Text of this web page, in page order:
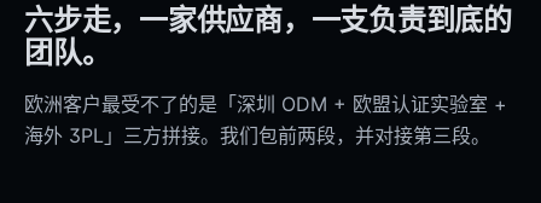
六步走，一家供应商，一支负责到底的
团队。
欧洲客户最受不了的是「深圳 ODM + 欧盟认证实验室 +
海外 3PL」三方拼接。我们包前两段，并对接第三段。